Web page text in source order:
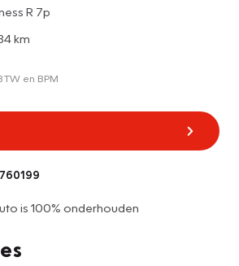
R 7p
km
en BPM
is 100% onderhouden